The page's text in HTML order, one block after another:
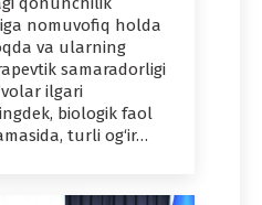
nomuvofiq holda
va ularning
samaradorligi
ilgari
biologik faol
turli og‘ir…